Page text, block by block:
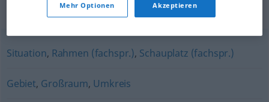
Synonyme für "Umgebung"
Situation, Rahmen (fachspr.), Schauplatz (fachspr.)
Gebiet, Großraum, Umkreis
Mehr Optionen Akzeptieren